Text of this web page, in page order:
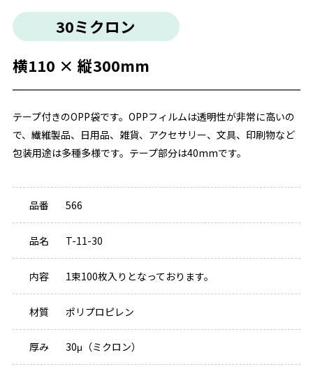
30ミクロン
横110 × 縦300mm
テープ付きのOPP袋です。OPPフィルムは透明性が非常に高いの
で、繊維製品、日用品、雑貨、アクセサリー、文具、印刷物など
包装用途は多種多様です。テープ部分は40mmです。
品番 566
品名 T-11-30
内容 1束100枚入りとなっております。
材質 ポリプロピレン
厚み 30μ（ミクロン）